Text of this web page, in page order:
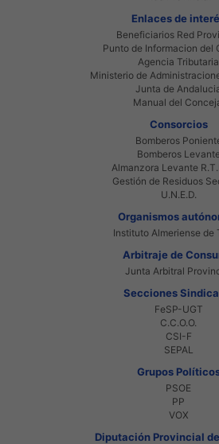
Enlaces de
Beneficiarios Red
Punto de Informacion del
Agencia Tributaria
Ministerio de
Junta de
Manual del
Consorcios
Bomberos
Bomberos Levante
Almanzora Levante
Gestión de Residuos
U.N.E.D.
Organismos
Instituto Almeriense de
Arbitraje de
Junta Arbitral
Secciones
FeSP-UGT
C.C.O.O.
CSI-F
SEPAL
Grupos
PSOE
PP
VOX
Diputación Provincial